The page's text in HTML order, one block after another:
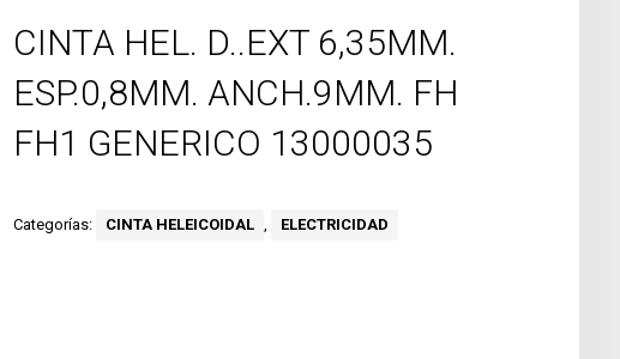
CINTA HEL. D..EXT 6,35MM.
ESP.0,8MM. ANCH.9MM. FH
FH1 GENERICO 13000035
Categorías: CINTA HELEICOIDAL , ELECTRICIDAD